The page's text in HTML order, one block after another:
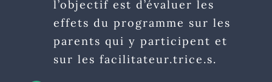
l’objectif est d’évaluer les
effets du programme sur les
parents qui y participent et
sur les facilitateur.trice.s.